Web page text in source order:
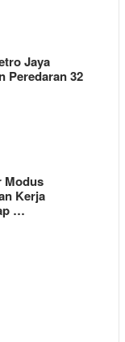
Jaya
Peredaran 32
Modus
Kerja
…